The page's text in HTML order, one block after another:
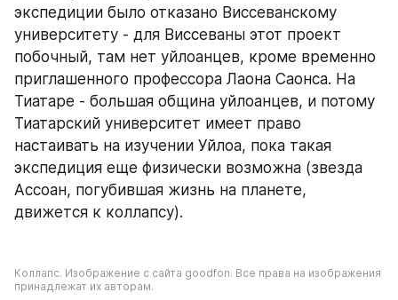
экспедиции было отказано Виссеванскому
университету - для Виссеваны этот проект
побочный, там нет уйлоанцев, кроме временно
приглашенного профессора Лаона Саонса. На
Тиатаре - большая община уйлоанцев, и потому
Тиатарский университет имеет право
настаивать на изучении Уйлоа, пока такая
экспедиция еще физически возможна (звезда
Ассоан, погубившая жизнь на планете,
движется к коллапсу).
Коллапс. Изображение c сайта goodfon. Все права на изображения
принадлежат их авторам.